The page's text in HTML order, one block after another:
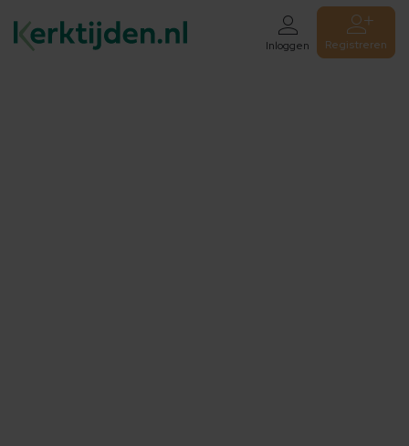
Inloggen Registreren